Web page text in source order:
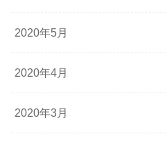
2020年5月
2020年4月
2020年3月